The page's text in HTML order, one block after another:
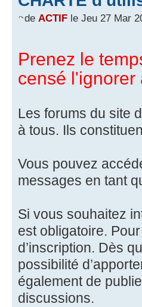
de ACTIF le Jeu 27 Mar
Prenez le
censé l'ignorer
Les forums du site
à tous. Ils
Vous pouvez
messages en tant
Si vous souhaitez
est obligatoire.
d’inscription. Dès
possibilité
également de
discussions.